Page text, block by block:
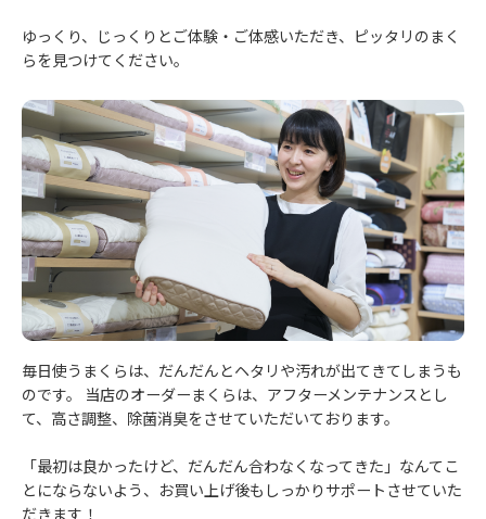
ゆっくり、じっくりとご体験・ご体感いただき、ピッタリのまく
らを見つけてください。
毎日使うまくらは、だんだんとヘタリや汚れが出てきてしまうも
のです。 当店のオーダーまくらは、アフターメンテナンスとし
て、高さ調整、除菌消臭をさせていただいております。
「最初は良かったけど、だんだん合わなくなってきた」なんてこ
とにならないよう、お買い上げ後もしっかりサポートさせていた
だきます！